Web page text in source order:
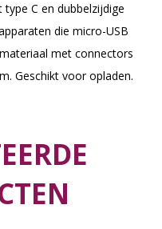
C en dubbelzijdige
die micro-USB
met connectors
Geschikt voor opladen.